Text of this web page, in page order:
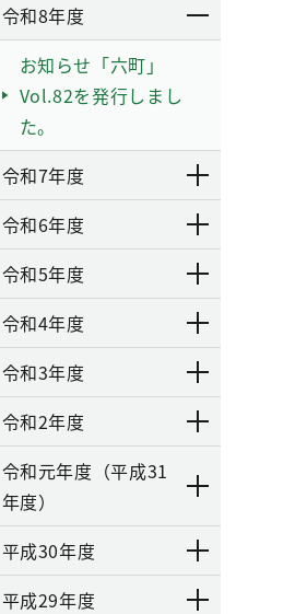
令和8年度
お知らせ「六町」
Vol.82を発行しまし
た。
令和7年度
令和6年度
令和5年度
令和4年度
令和3年度
令和2年度
令和元年度（平成31
年度）
平成30年度
平成29年度